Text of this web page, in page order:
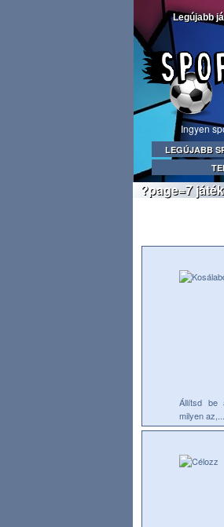
Legújabb
Ingyen
LEGÚJABB
?page=7
Állítsd be
milyen az,...